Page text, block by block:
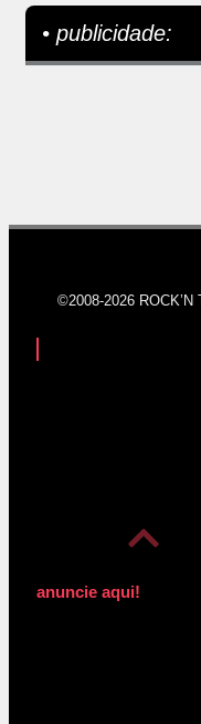
• publicidade:
©2008-2026
anuncie aqui!